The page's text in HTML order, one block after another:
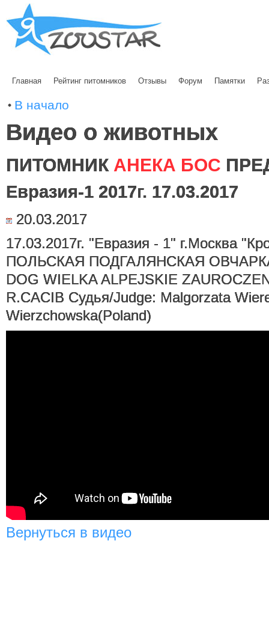
Главная Рейтинг питомников Отзывы Форум Памятки
В начало
Видео о животных
ПИТОМНИК АНЕКА БОС
Евразия-1 2017г. 17.03.2017
20.03.2017
17.03.2017г. "Евразия - 1" г.Москва
ПОЛЬСКАЯ ПОДГАЛЯНСКАЯ ОВЧАРКА
DOG WIELKA ALPEJSKIE
R.CACIB Судья/Judge: Malgorzata
Wierzchowska(Poland)
Вернуться в видео